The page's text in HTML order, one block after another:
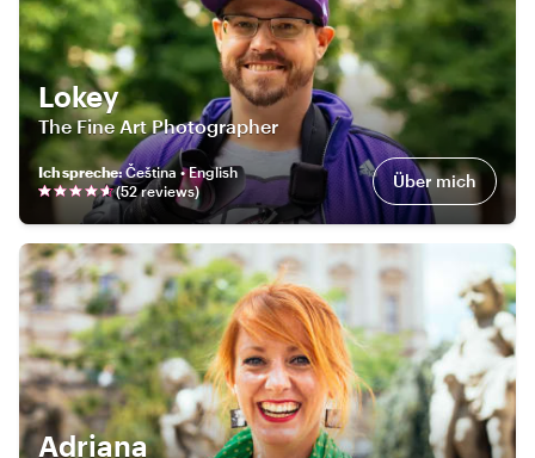
Lokey
The Fine Art Photographer
Ich spreche:Čeština • English
(52reviews) Über mich
Adriana